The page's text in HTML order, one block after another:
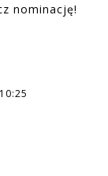
nominację!